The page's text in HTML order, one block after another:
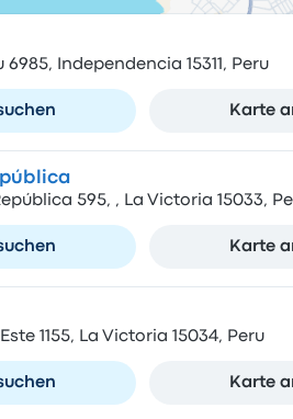
Independencia 15311, Peru
Karte
595, , La Victoria 15033,
Karte
1155, La Victoria 15034, Peru
Karte